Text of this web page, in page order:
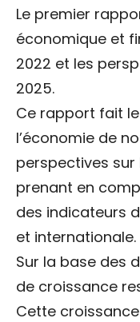
Le premier
économique et
2022 et les
2025.
Ce rapport fait
l’économie de
perspectives
prenant en
des indicateurs
et internationale.
Sur la base des
de croissance
Cette